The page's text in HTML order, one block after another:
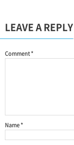
LEAVE A REPLY
Comment*
Name*